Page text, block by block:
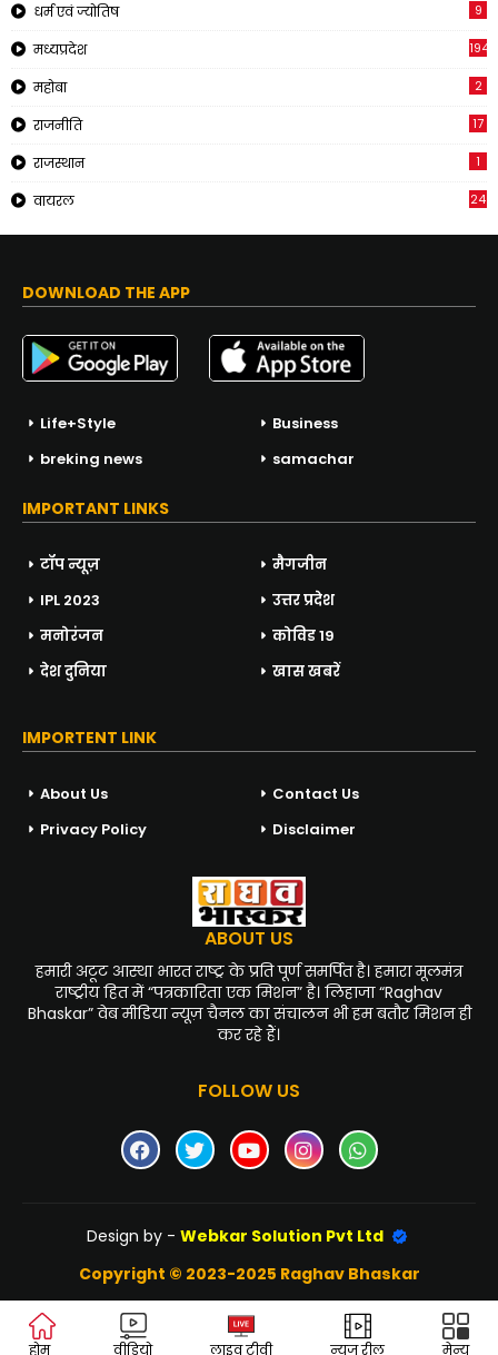
धर्म एवं ज्योतिष 9
मध्यप्रदेश 194
महोबा 2
राजनीति 17
राजस्थान 1
वायरल 24
DOWNLOAD THE APP
Life+Style
Business
breking news
samachar
IMPORTANT LINKS
टॉप न्यूज़
मैगजीन
IPL 2023
उत्तर प्रदेश
मनोरंजन
कोविड 19
देश दुनिया
खास खबरें
IMPORTENT LINK
About Us
Contact Us
Privacy Policy
Disclaimer
ABOUT US
हमारी अटूट आस्था भारत राष्ट्र के प्रति पूर्ण समर्पित है। हमारा मूलमंत्र
राष्ट्रीय हित में “पत्रकारिता एक मिशन” है। लिहाजा “Raghav
Bhaskar” वेब मीडिया न्यूज़ चैनल का संचालन भी हम बतौर मिशन ही
कर रहे हैं।
FOLLOW US
Design by - Webkar Solution Pvt Ltd
Copyright © 2023-2025 Raghav Bhaskar
होम वीडियो लाइव टीवी न्यूज़ रील मेन्यू